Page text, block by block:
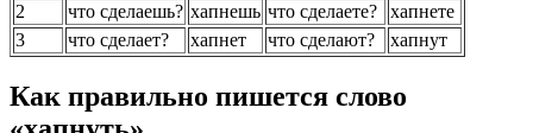
2
что сделаешь? хапнешь что сделаете?
хапнете
3
что сделает? хапнет что сделают? хапнут
Как правильно пишется слово